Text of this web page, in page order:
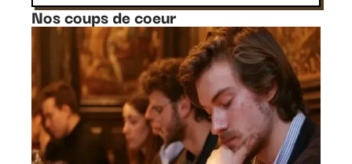
Nos coups de coeur